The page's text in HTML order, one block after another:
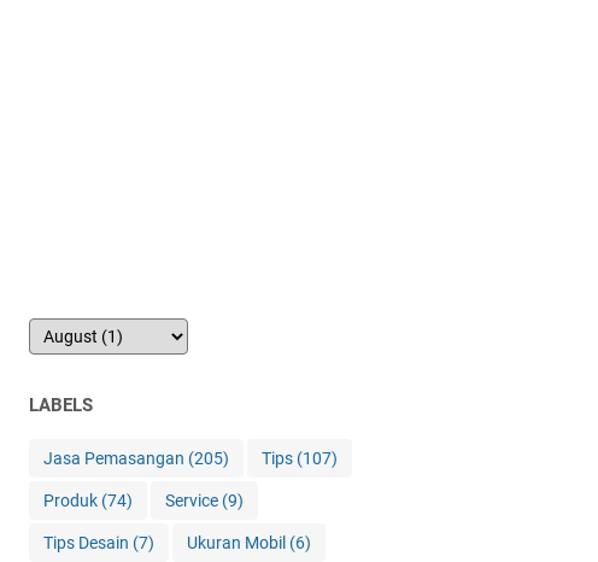
LABELS
Jasa Pemasangan (205) Tips (107)
Produk (74) Service (9)
Tips Desain (7) Ukuran Mobil (6)